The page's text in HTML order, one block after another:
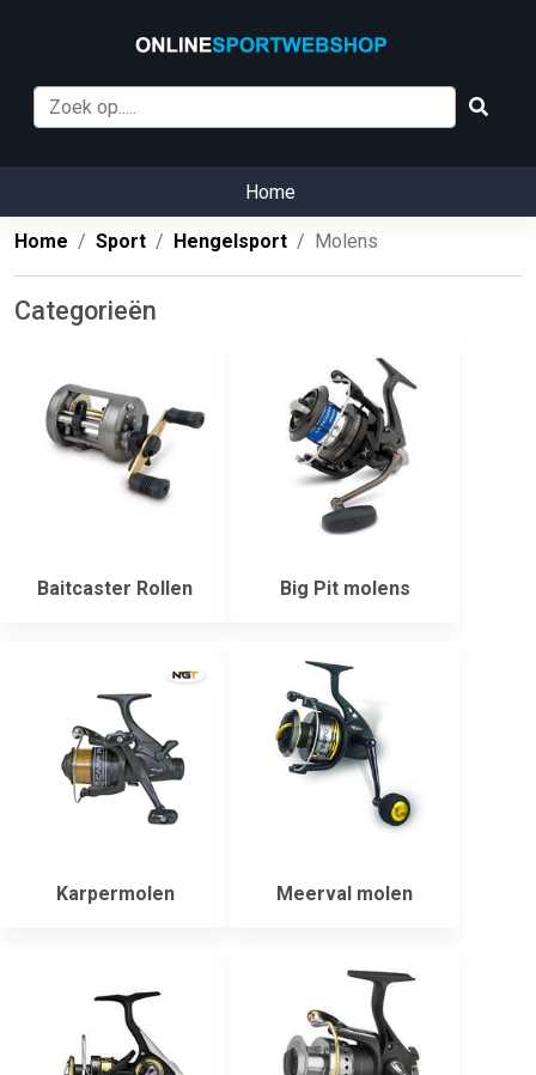
Home
Home Sport Hengelsport Molens
Categorieën
Baitcaster Rollen Big Pit molens
Karpermolen Meerval molen